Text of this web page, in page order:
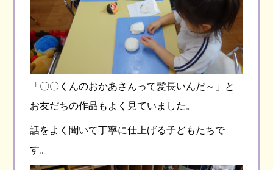
「〇〇くんのおかあさんって髪長いんだ～」と
お友だちの作品もよく見ていました。
話をよく聞いて丁寧に仕上げる子どもたちで
す。